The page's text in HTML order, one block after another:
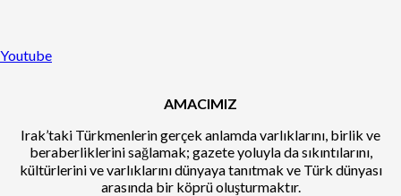
Youtube
AMACIMIZ
Irak’taki Türkmenlerin gerçek anlamda varlıklarını, birlik ve
beraberliklerini sağlamak; gazete yoluyla da sıkıntılarını,
kültürlerini ve varlıklarını dünyaya tanıtmak ve Türk dünyası
arasında bir köprü oluşturmaktır.